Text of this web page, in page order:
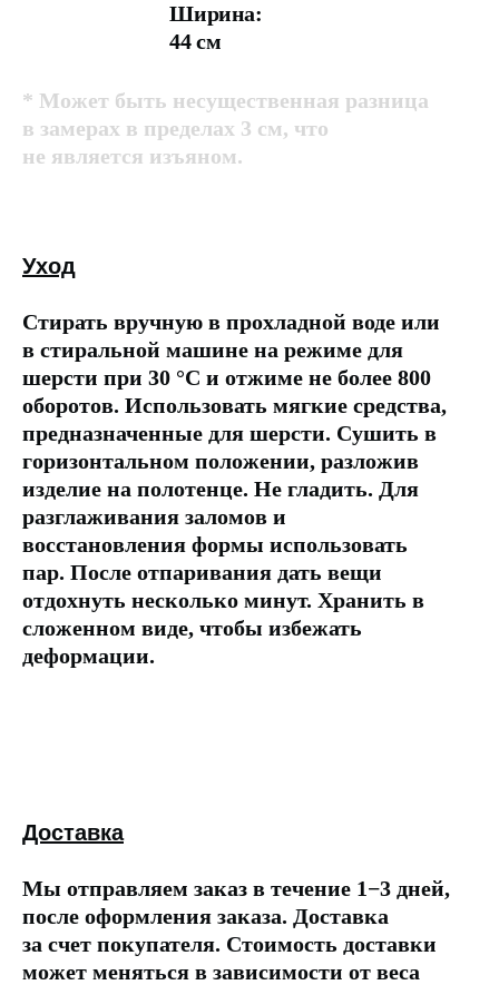
Ширина:
44 см
* Может быть несущественная разница
в замерах в пределах 3 см, что
не является изъяном.
Уход
Стирать вручную в прохладной воде или
в стиральной машине на режиме для
шерсти при 30 °C и отжиме не более 800
оборотов. Использовать мягкие средства,
предназначенные для шерсти. Сушить в
горизонтальном положении, разложив
изделие на полотенце. Не гладить. Для
разглаживания заломов и
восстановления формы использовать
пар. После отпаривания дать вещи
отдохнуть несколько минут. Хранить в
сложенном виде, чтобы избежать
деформации.
Доставка
Мы отправляем заказ в течение 1−3 дней,
после оформления заказа. Доставка
за счет покупателя. Стоимость доставки
может меняться в зависимости от веса